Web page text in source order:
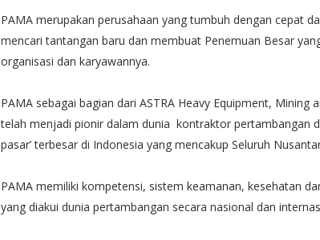
PAMA merupakan perusahaan yang tumbuh dengan cepat
mencari tantangan baru dan membuat Penemuan Besar
organisasi dan karyawannya.
PAMA sebagai bagian dari ASTRA Heavy Equipment, Mining
telah menjadi pionir dalam dunia kontraktor pertambangan
pasar’ terbesar di Indonesia yang mencakup Seluruh
PAMA memiliki kompetensi, sistem keamanan, kesehatan
yang diakui dunia pertambangan secara nasional dan